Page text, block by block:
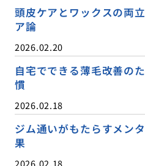
頭皮ケアとワックスの両
ア論
2026.02.20
自宅でできる薄毛改善の
慣
2026.02.18
ジム通いがもたらすメン
果